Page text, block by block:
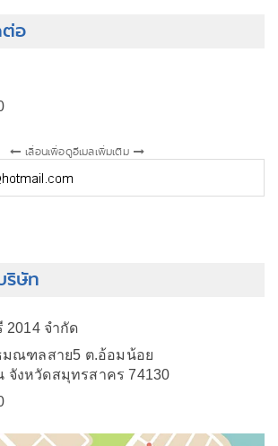
อ
เลื่อนเพื่อดูอีเมลเพิ่มเติม
ษัท
2014 จำกัด
มณฑลสาย5 ต.อ้อมน้อย
จังหวัดสมุทรสาคร 74130